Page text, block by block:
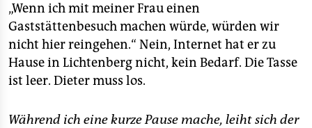
„Wenn ich mit meiner Frau einen
Gaststättenbesuch machen würde, würden wir
nicht hier reingehen.“ Nein, Internet hat er zu
Hause in Lichtenberg nicht, kein Bedarf. Die Tasse
ist leer. Dieter muss los.
Während ich eine kurze Pause mache, leiht sich der